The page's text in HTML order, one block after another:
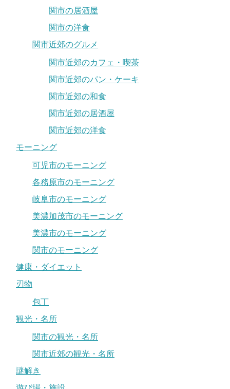
関市の居酒屋
関市の洋食
関市近郊のグルメ
関市近郊のカフェ・喫茶
関市近郊のパン・ケーキ
関市近郊の和食
関市近郊の居酒屋
関市近郊の洋食
モーニング
可児市のモーニング
各務原市のモーニング
岐阜市のモーニング
美濃加茂市のモーニング
美濃市のモーニング
関市のモーニング
健康・ダイエット
刃物
包丁
観光・名所
関市の観光・名所
関市近郊の観光・名所
謎解き